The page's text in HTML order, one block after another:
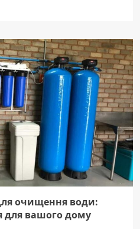
очищення води:
для вашого дому